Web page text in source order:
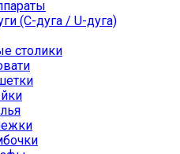
(С-дуга / U-дуга)
столики